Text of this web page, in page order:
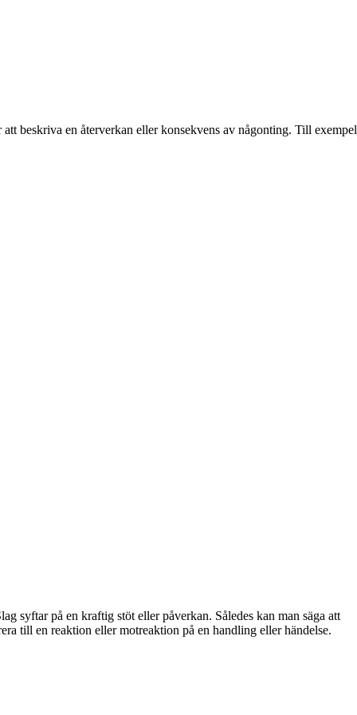
beskriva en återverkan eller konsekvens av någonting. Till exempel
syftar på en kraftig stöt eller påverkan. Således kan man säga att
till en reaktion eller motreaktion på en handling eller händelse.